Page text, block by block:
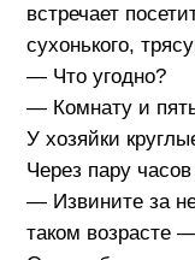
встречает
сухонького,
— Что угодно?
— Комнату и
У хозяйки
Через пару
— Извините за
таком возрасте